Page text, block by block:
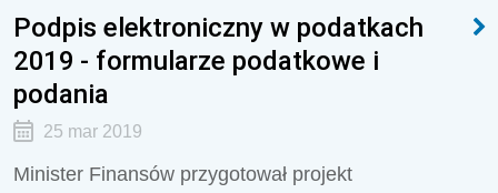
Podpis elektroniczny w podatkach
2019 - formularze podatkowe i
podania
25 mar 2019
Minister Finansów przygotował projekt